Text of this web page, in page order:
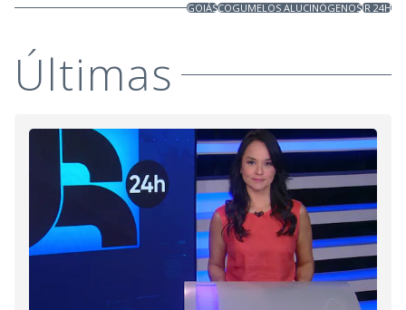
GOIÁSCOGUMELOS ALUCINÓGENOSJR 24H
Últimas